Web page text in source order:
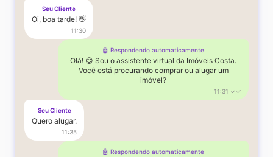
Seu Cliente
Oi, boa tarde! 👋
11:30
🤖 Respondendo automaticamente
Olá! 😊 Sou o assistente virtual da Imóveis Costa.
Você está procurando comprar ou alugar um
imóvel?
11:31 ✓✓
Seu Cliente
Quero alugar.
11:35
🤖 Respondendo automaticamente